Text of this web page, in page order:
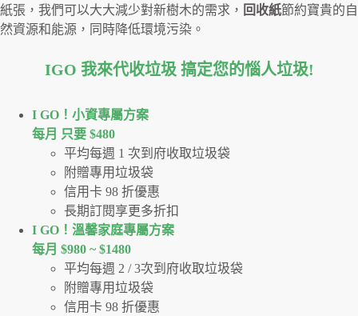
紙張，我們可以大大減少對新樹木的需求， 回收紙節約寶貴的自
然資源和能源，同時降低環境污染。
IGO 我來代收垃圾 搞定您的惱人垃圾!
I GO！⼩資專屬⽅案
每月 只要 $480
平均每週 1 次到府收取垃圾袋
附贈專用垃圾袋
信用卡 98 折優惠
長期訂閱享更多折扣
I GO！溫馨家庭專屬方案
每月 $980 ~ $1480
平均每週 2 / 3次到府收取垃圾袋
附贈專用垃圾袋
信用卡 98 折優惠